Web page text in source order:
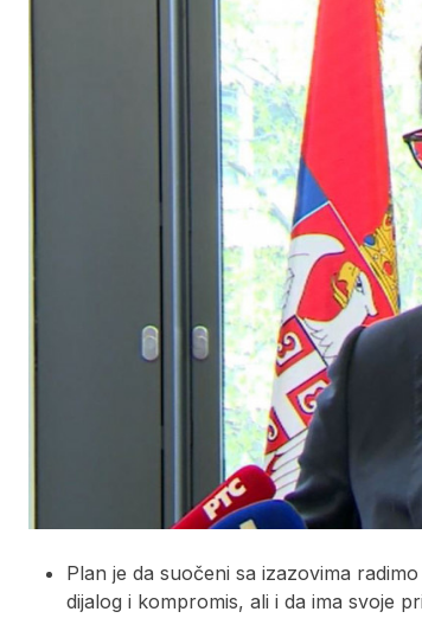
Plan je da suočeni sa izazovima
dijalog i kompromis, ali i da ima svoje